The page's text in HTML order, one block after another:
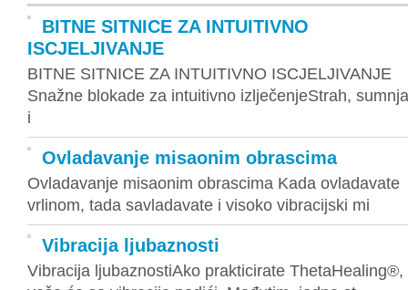
BITNE SITNICE ZA INTUITIVNO
ISCJELJIVANJE
BITNE SITNICE ZA INTUITIVNO ISCJELJIVANJE
Snažne blokade za intuitivno izlječenjeStrah, sumnja
i
Ovladavanje misaonim obrascima
Ovladavanje misaonim obrascima Kada ovladavate
vrlinom, tada savladavate i visoko vibracijski mi
Vibracija ljubaznosti
Vibracija ljubaznostiAko prakticirate ThetaHealing®,